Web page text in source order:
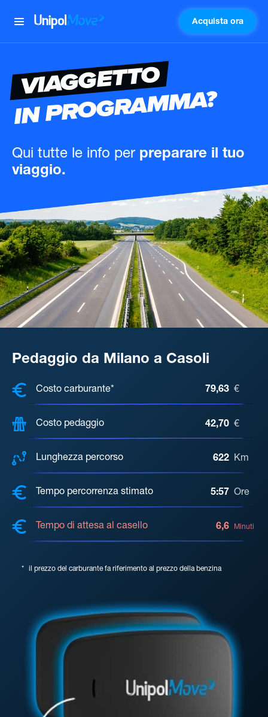
UnipolMove Acquista ora
VIAGGETTO
IN PROGRAMMA?
Qui tutte le info per preparare il tuo
viaggio.
Pedaggio da Milano a Casoli
COSTI, DISTANZA, TEMPO DI
Costo carburante* 79,63 €
Costo pedaggio 42,70 €
Lunghezza percorso 622 Km
Tempo percorrenza stimato 5:57 Ore
Tempo di attesa al casello 6,6 Minuti
* il prezzo del carburante fa riferimento al prezzo della benzina